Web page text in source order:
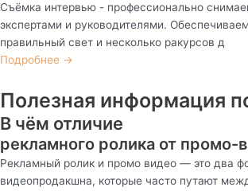
Съёмка интервью - профессионально
экспертами и руководителями.
правильный свет и несколько ракурсов д
Подробнее →
Полезная информация
В чём отличие
рекламного ролика от промо-
Рекламный ролик и промо видео — это два
видеопродакшна, которые часто путают